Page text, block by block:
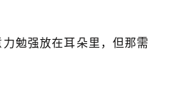
勉强放在耳朵里，但那需